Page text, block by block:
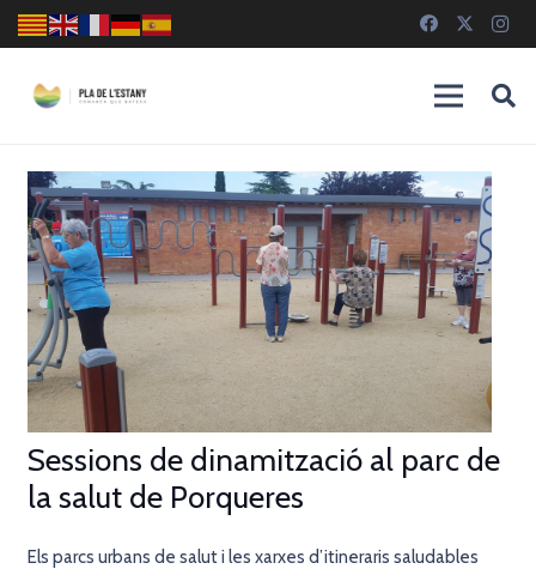
Sessions de dinamització al parc de
la salut de Porqueres
Els parcs urbans de salut i les xarxes d’itineraris saludables